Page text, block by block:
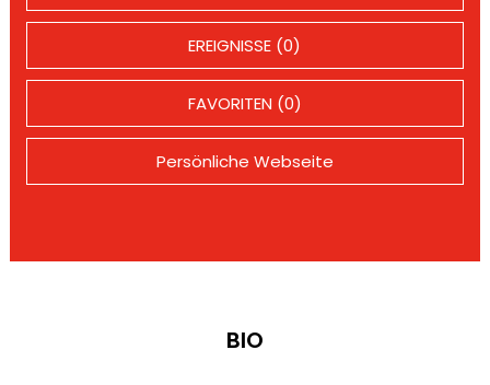
EREIGNISSE (0)
FAVORITEN (0)
Persönliche Webseite
BIO